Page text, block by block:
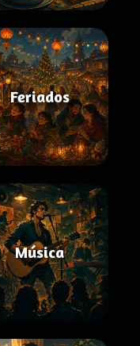
Feriados
Música